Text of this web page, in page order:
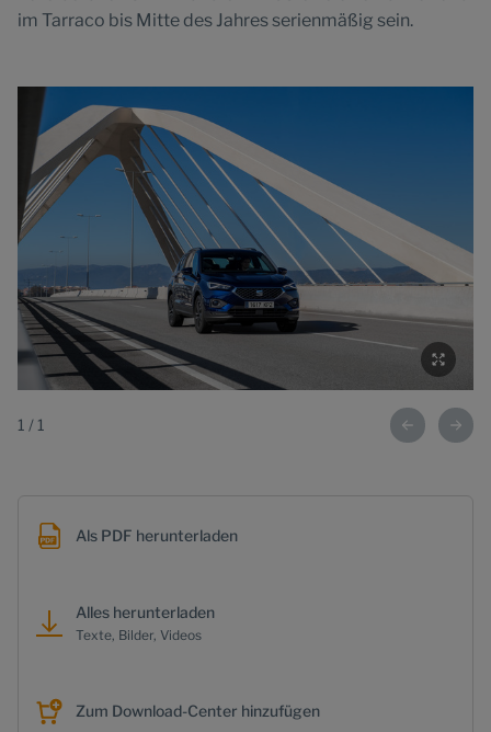
im Tarraco bis Mitte des Jahres serienmäßig sein.
1 / 1
Als PDF herunterladen
Alles herunterladen
Texte, Bilder, Videos
Zum Download-Center hinzufügen